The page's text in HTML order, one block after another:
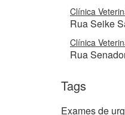
Clínica
Rua Seike
Clínica
Rua
Tags
Exames de